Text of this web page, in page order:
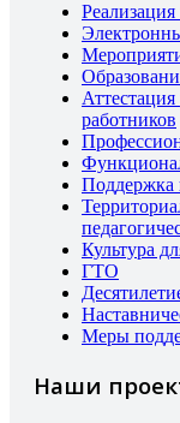
работников
Поддержка
Культура
ГТО
Меры
Наши